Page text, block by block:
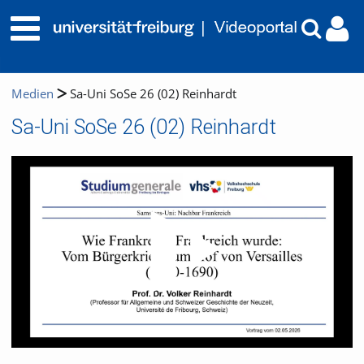
Medien Sa-Uni SoSe 26 (02) Reinhardt
Sa-Uni SoSe 26 (02) Reinhardt